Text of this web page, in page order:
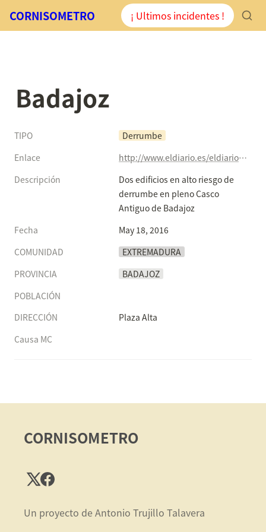
CORNISOMETRO ¡ Ultimos incidentes !
Badajoz
TIPO
Derrumbe
Enlace
http://www.eldiario.es/eldiarioex/sociedad/edificios-derrumbe-Casco-Antiguo-Badajoz_0_517249030.html
Descripción
Dos edificios en alto riesgo de
derrumbe en pleno Casco
Antiguo de Badajoz
Fecha
May 18, 2016
COMUNIDAD
EXTREMADURA
PROVINCIA
BADAJOZ
POBLACIÓN
DIRECCIÓN
Plaza Alta
Causa MC
CORNISOMETRO
Un proyecto de Antonio Trujillo Talavera